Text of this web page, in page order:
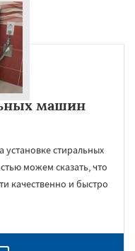
машин
стиральных
можем сказать, что
качественно и быстро